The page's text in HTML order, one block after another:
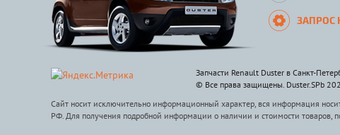
ЗАПРОС
Запчасти Renault Duster в Санкт-
© Все права защищены. Duster.SPb
Сайт носит исключительно информационный характер, вся информация
РФ. Для получения подробной информации о наличии и стоимости товаров,